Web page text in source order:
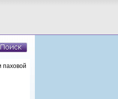
паховой